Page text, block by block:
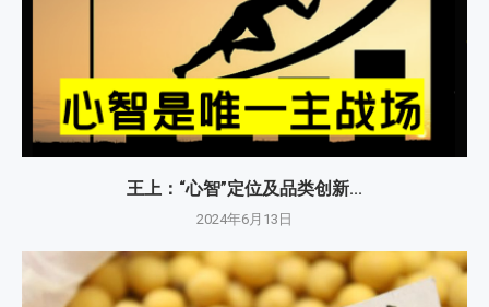
王上：“心智”定位及品类创新...
2024年6月13日